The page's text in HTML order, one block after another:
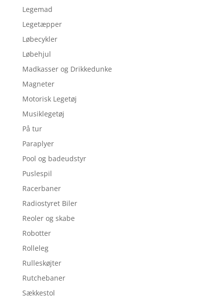
Legemad
Legetæpper
Løbecykler
Løbehjul
Madkasser og Drikkedunke
Magneter
Motorisk Legetøj
Musiklegetøj
På tur
Paraplyer
Pool og badeudstyr
Puslespil
Racerbaner
Radiostyret Biler
Reoler og skabe
Robotter
Rolleleg
Rulleskøjter
Rutchebaner
Sækkestol